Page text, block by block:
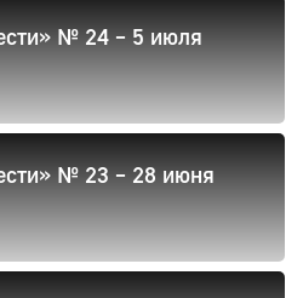
№ 24 – 5 июля
№ 23 – 28 июня